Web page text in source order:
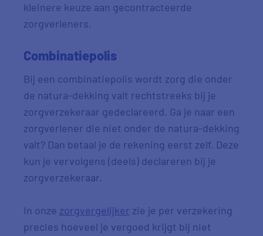
kleinere keuze aan gecontracteerde
zorgverleners.
Combinatiepolis
Bij een combinatiepolis wordt zorg die onder
de natura-dekking valt rechtstreeks bij je
zorgverzekeraar gedeclareerd. Ga je naar een
zorgverlener die niet onder de natura-dekking
valt? Dan betaal je de rekening eerst zelf. Deze
kun je vervolgens (deels) declareren bij je
zorgverzekeraar.
In onze zorgvergelijker zie je per verzekering
precies hoeveel je vergoed krijgt bij niet